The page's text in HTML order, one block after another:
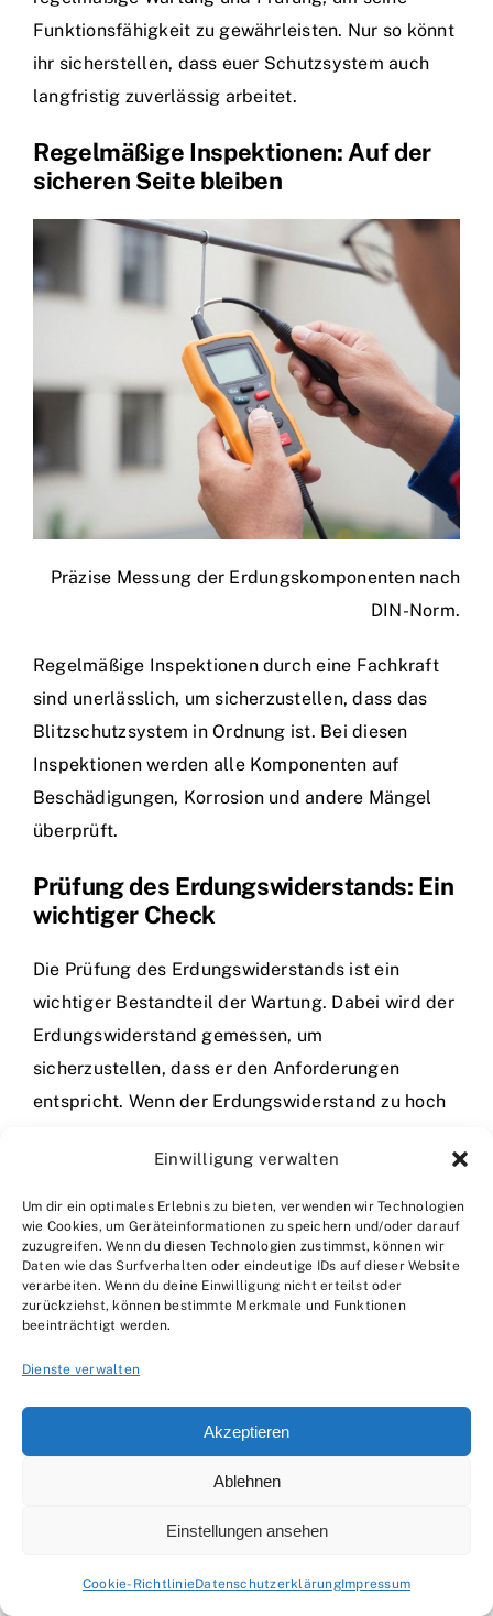
Einwilligung verwalten
Um dir ein optimales Erlebnis zu bieten, verwenden wir Technologien
wie Cookies, um Geräteinformationen zu speichern und/oder darauf
zuzugreifen. Wenn du diesen Technologien zustimmst, können wir
Daten wie das Surfverhalten oder eindeutige IDs auf dieser Website
verarbeiten. Wenn du deine Einwilligung nicht erteilst oder
zurückziehst, können bestimmte Merkmale und Funktionen
beeinträchtigt werden.
Dienste verwalten
Akzeptieren
Ablehnen
Einstellungen ansehen
Cookie-RichtlinieDatenschutzerklärungImpressum
Funktionsfähigkeit zu gewährleisten. Nur so könnt
ihr sicherstellen, dass euer Schutzsystem auch
langfristig zuverlässig arbeitet.
Regelmäßige Inspektionen: Auf der
sicheren Seite bleiben
Präzise Messung der Erdungskomponenten nach
DIN-Norm.
Regelmäßige Inspektionen durch eine Fachkraft
sind unerlässlich, um sicherzustellen, dass das
Blitzschutzsystem in Ordnung ist. Bei diesen
Inspektionen werden alle Komponenten auf
Beschädigungen, Korrosion und andere Mängel
überprüft.
Prüfung des Erdungswiderstands: Ein
wichtiger Check
Die Prüfung des Erdungswiderstands ist ein
wichtiger Bestandteil der Wartung. Dabei wird der
Erdungswiderstand gemessen, um
sicherzustellen, dass er den Anforderungen
entspricht. Wenn der Erdungswiderstand zu hoch
nachgebessert werden.
Fazit: Schützt euer
Zuhause mit der richtigen
Materialauswahl
Die Auswahl der richtigen Materialien und
Komponenten für euer Blitzschutzsystem ist
entscheidend für den Schutz eures Hauses und
eurer Lieben. Denkt daran, dass es bei Blitzschutz
eine Investition in eure Sicherheit und euer
Eigentum. Plant sorgfältig, wählt hochwertige